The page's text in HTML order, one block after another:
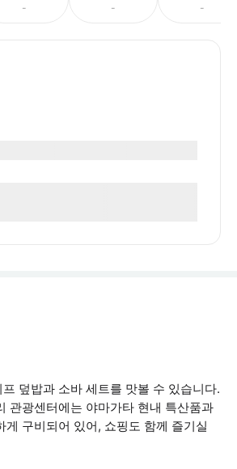
- - -
덮밥과 소바 세트를 맛볼 수 있습니다.
관광센터에는 야마가타 현내 특산품과
게 구비되어 있어, 쇼핑도 함께 즐기실